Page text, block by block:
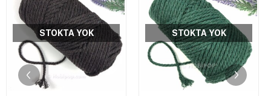
STOKTA YOK STOKTA YOK